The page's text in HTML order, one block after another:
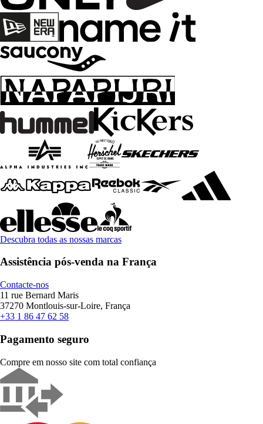
Descubra todas as nossas marcas
Assistência pós-venda na França
Contacte-nos
11 rue Bernard Maris
37270 Montlouis-sur-Loire, França
+33 1 86 47 62 58
Pagamento seguro
Compre em nosso site com total confiança